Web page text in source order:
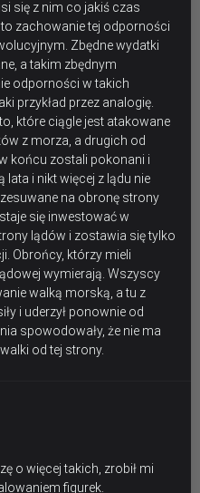
się z nim co jakiś czas
to zachowanie tej odporności
Zbędne wydatki
a takim zbędnym
odporności w takich
przykład przez analogię.
które ciągle jest atakowane
z morza, a drugich od
końcu zostali pokonani i
lata i nikt więcej z lądu nie
na obronę strony
się inwestować w
lądów i zostawia się tylko
Obrońcy, którzy mieli
wymierają. Wszyscy
walką morską, a tu z
i uderzył ponownie od
spowodowały, że nie ma
od tej strony.
o więcej takich, zrobił mi
figurek.